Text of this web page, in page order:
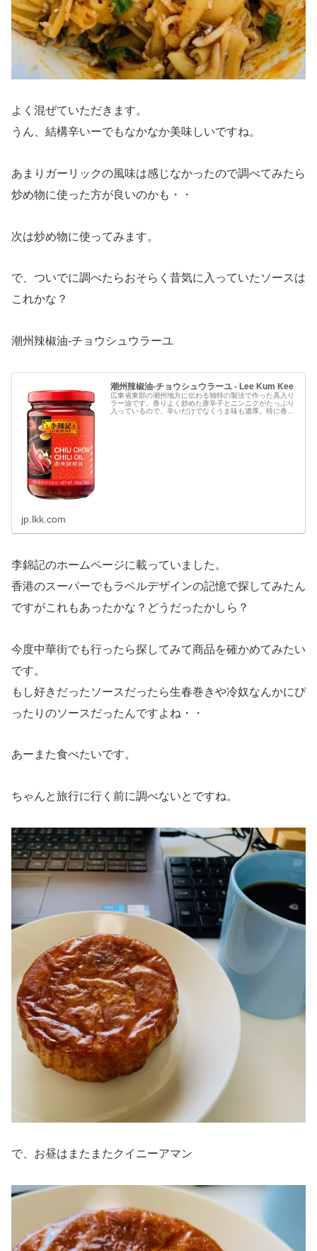
よく混ぜていただきます。
うん、結構辛いーでもなかなか美味しいですね。
あまりガーリックの風味は感じなかったので調べてみたら
炒め物に使った方が良いのかも・・
次は炒め物に使ってみます。
で、ついでに調べたらおそらく昔気に入っていたソースは
これかな？
潮州辣椒油-チョウシュウラーユ
潮州辣椒油-チョウシュウラーユ - Lee Kum Kee
広東省東部の潮州地方に伝わる独特の製法で作った具入り
ラー油です。香りよく炒めた唐辛子とニンニクがたっぷり
入っているので、辛いだけでなくうま味も濃厚。特に香り
jp.lkk.com
李錦記のホームページに載っていました。
香港のスーパーでもラベルデザインの記憶で探してみたん
ですがこれもあったかな？どうだったかしら？
今度中華街でも行ったら探してみて商品を確かめてみたい
です。
もし好きだったソースだったら生春巻きや冷奴なんかにぴ
ったりのソースだったんですよね・・
あーまた食べたいです。
ちゃんと旅行に行く前に調べないとですね。
で、お昼はまたまたクイニーアマン